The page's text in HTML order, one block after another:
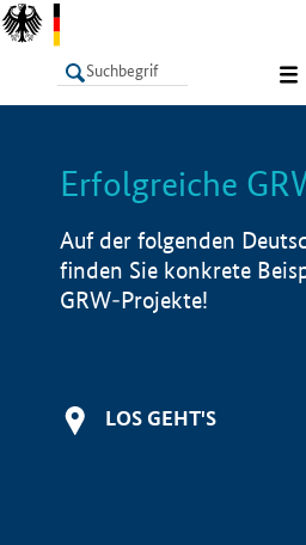
LISTE
Erfolgreiche
Auf der folgenden
finden Sie konkrete
GRW-Projekte!
LOS GEHT'S